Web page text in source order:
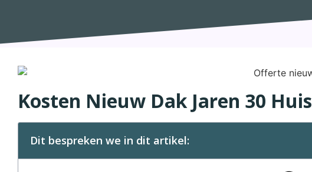
Kosten Nieuw Dak Jaren 30 Huis
Dit bespreken we in dit artikel: